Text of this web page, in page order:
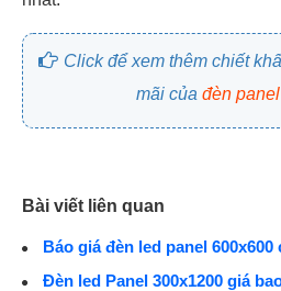
Click để xem thêm chiết
mãi của đèn
Bài viết liên quan
Báo giá đèn led panel
Đèn led Panel 300x1200 giá